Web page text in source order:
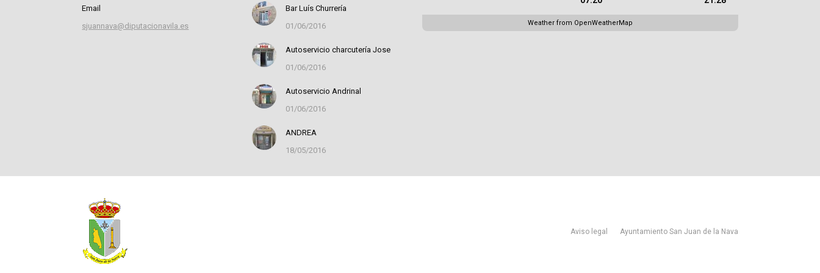
Email
sjuannava@diputacionavila.es
Bar Luís Churrería
01/06/2016
Autoservicio charcutería Jose
01/06/2016
Autoservicio Andrinal
01/06/2016
ANDREA
18/05/2016
Weather from OpenWeatherMap
Aviso legal Ayuntamiento San Juan de la Nava